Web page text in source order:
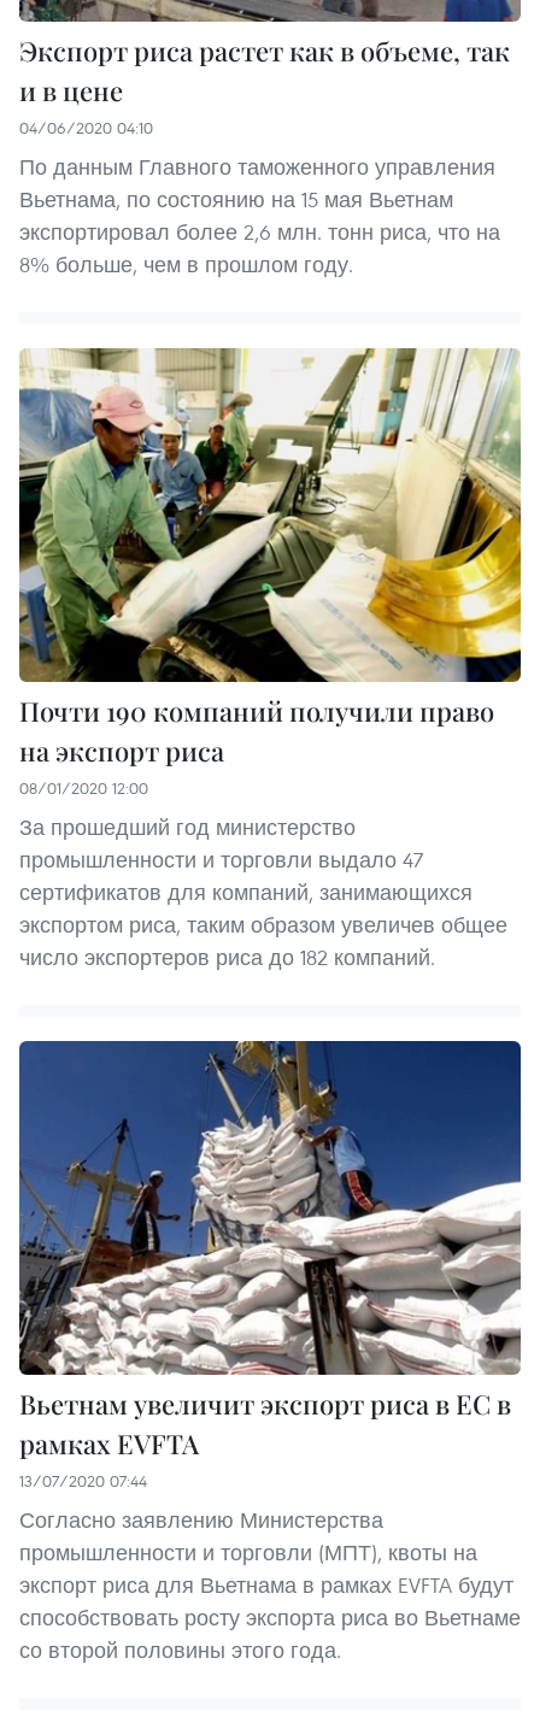
Экспорт риса растет как в объеме, так
и в цене
04/06/2020 04:10
По данным Главного таможенного управления
Вьетнама, по состоянию на 15 мая Вьетнам
экспортировал более 2,6 млн. тонн риса, что на
8% больше, чем в прошлом году.
Почти 190 компаний получили право
на экспорт риса
08/01/2020 12:00
За прошедший год министерство
промышленности и торговли выдало 47
сертификатов для компаний, занимающихся
экспортом риса, таким образом увеличев общее
число экспортеров риса до 182 компаний.
Вьетнам увеличит экспорт риса в ЕС в
рамках EVFTA
13/07/2020 07:44
Согласно заявлению Министерства
промышленности и торговли (МПТ), квоты на
экспорт риса для Вьетнама в рамках EVFTA будут
способствовать росту экспорта риса во Вьетнаме
со второй половины этого года.